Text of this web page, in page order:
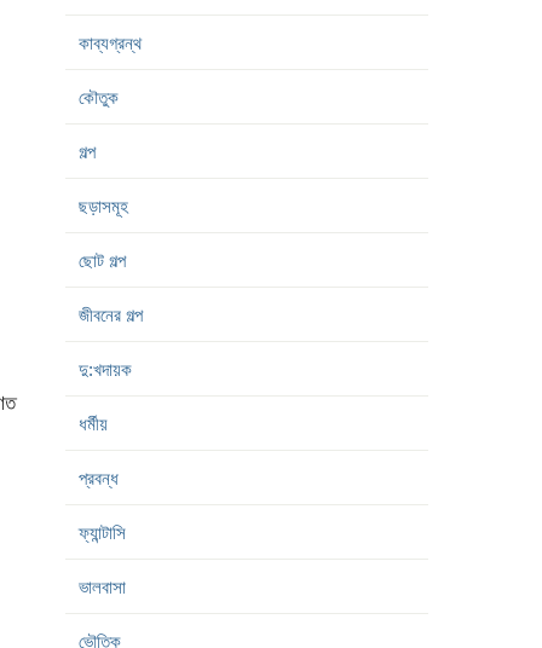
কাব্যগ্রন্থ
কৌতুক
গল্প
ছড়াসমূহ
ছোট গল্প
জীবনের গল্প
দু:খদায়ক
ধর্মীয়
প্রবন্ধ
ফ্যান্টাসি
ভালবাসা
ভৌতিক